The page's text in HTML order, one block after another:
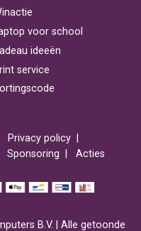
voor school
ideeën
service
Privacy policy
Sponsoring Acties
B.V. | Alle getoonde